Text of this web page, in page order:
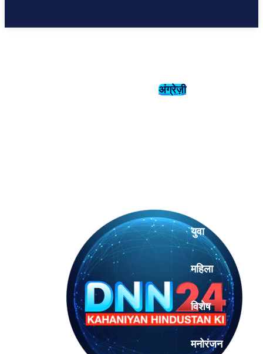
अंग्रेज़ी
युवा
महिला
विशेष
मनोरंजन